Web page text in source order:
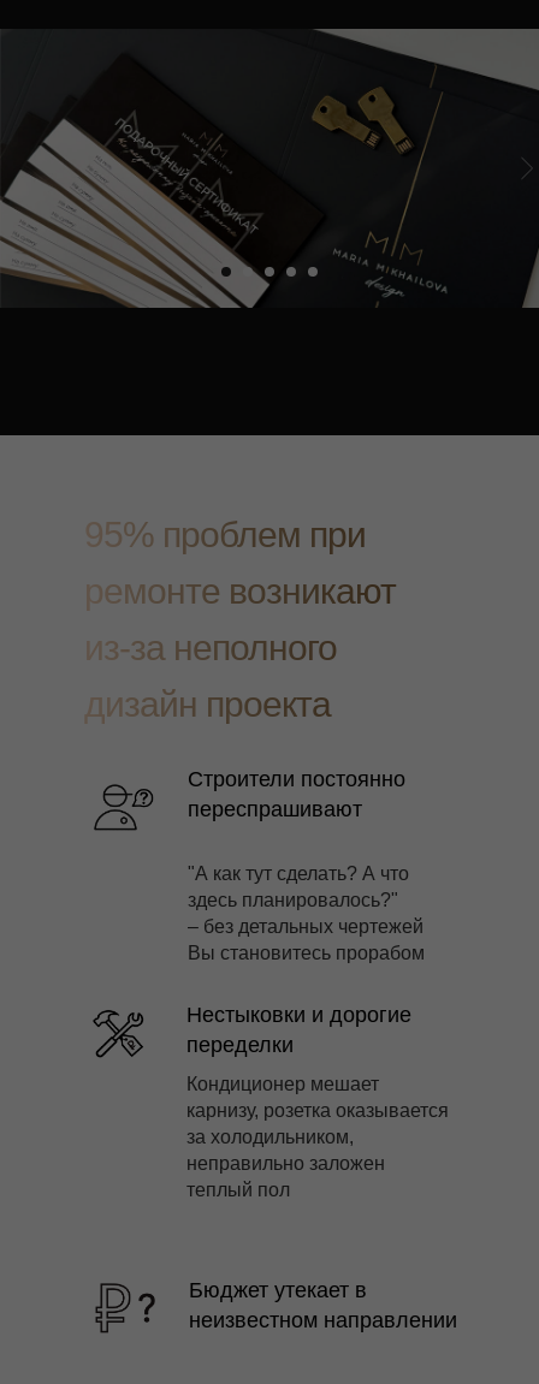
95% проблем при
ремонте возникают
из-за неполного
дизайн проекта
Бюджет утекает в
неизвестном направлении
"А как тут сделать? А что
здесь планировалось?"
– без детальных чертежей
Вы становитесь прорабом
Строители постоянно
переспрашивают
Кондиционер мешает
карнизу, розетка оказывается
за холодильником,
неправильно заложен
теплый пол
Нестыковки и дорогие
переделки